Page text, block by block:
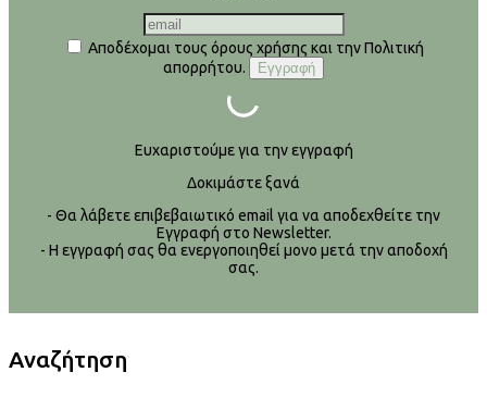
Αποδέχομαι τους όρους χρήσης και την Πολιτική
απορρήτου.
Ευχαριστούμε για την εγγραφή
Δοκιμάστε ξανά
- Θα λάβετε επιβεβαιωτικό email για να αποδεχθείτε την
Εγγραφή στο Newsletter.
- Η εγγραφή σας θα ενεργοποιηθεί μονο μετά την αποδοχή
σας.
Αναζήτηση